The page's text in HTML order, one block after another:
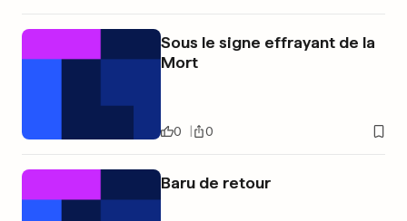
Sous le signe effrayant de la
Mort
0 0
Baru de retour